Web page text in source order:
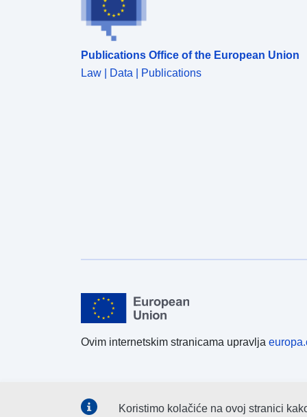
Publications Office of the European Union
Law | Data | Publications
Ovim internetskim stranicama upravlja
Koristimo kolačiće na ovoj stranici